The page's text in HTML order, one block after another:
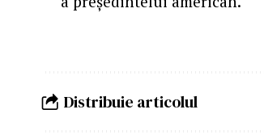
Distribuie articolul